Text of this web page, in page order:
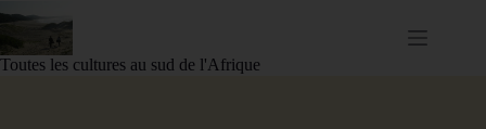
contenu
Toutes les cultures au sud de l'Afrique